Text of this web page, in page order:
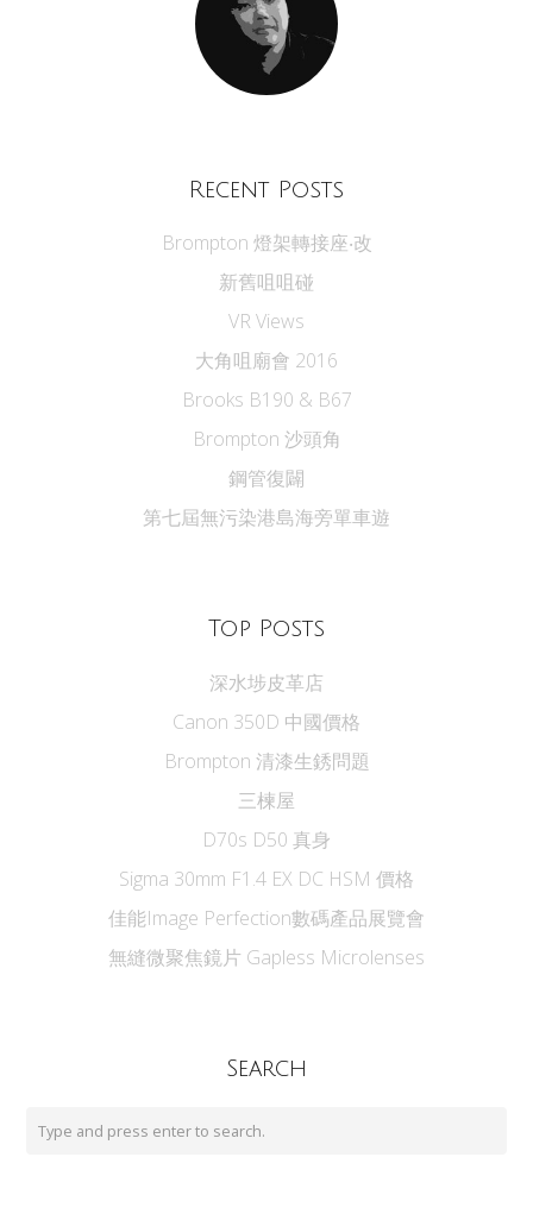
Recent Posts
Brompton 燈架轉接座‧改
新舊咀咀碰
VR Views
大角咀廟會 2016
Brooks B190 & B67
Brompton 沙頭角
鋼管復闢
第七屆無污染港島海旁單車遊
Top Posts
深水埗皮革店
Canon 350D 中國價格
Brompton 清漆生銹問題
三楝屋
D70s D50 真身
Sigma 30mm F1.4 EX DC HSM 價格
佳能Image Perfection數碼產品展覽會
無縫微聚焦鏡片 Gapless Microlenses
Search